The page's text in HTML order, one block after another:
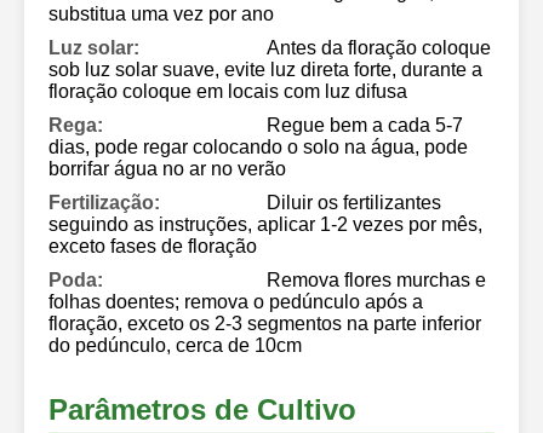
substitua uma vez por ano
Luz solar:
Antes da floração coloque
sob luz solar suave, evite luz direta forte, durante a
floração coloque em locais com luz difusa
Rega:
Regue bem a cada 5-7
dias, pode regar colocando o solo na água, pode
borrifar água no ar no verão
Fertilização:
Diluir os fertilizantes
seguindo as instruções, aplicar 1-2 vezes por mês,
exceto fases de floração
Poda:
Remova flores murchas e
folhas doentes; remova o pedúnculo após a
floração, exceto os 2-3 segmentos na parte inferior
do pedúnculo, cerca de 10cm
Parâmetros de Cultivo